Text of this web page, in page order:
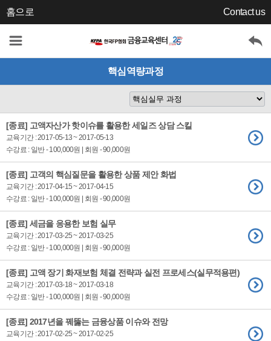
홈으로 Contact us
핵심역량과정
[종료] 고액자산가 핫이슈를 활용한 세일즈 상담 스킬
교육기간 : 2017-05-13 ~ 2017-05-13
수강료 : 일반 - 100,000원 | 회원 - 90,000원
[종료] 고객의 핵심질문을 활용한 상품 제안 화법
교육기간 : 2017-04-15 ~ 2017-04-15
수강료 : 일반 - 100,000원 | 회원 - 90,000원
[종료] 세금을 응용한 보험 실무
교육기간 : 2017-03-25 ~ 2017-03-25
수강료 : 일반 - 100,000원 | 회원 - 90,000원
[종료] 고액 장기 화재보험 체결 전략과 실전 프로세스(실무적용편)
교육기간 : 2017-03-18 ~ 2017-03-18
수강료 : 일반 - 100,000원 | 회원 - 90,000원
[종료] 2017년을 꿰뚫는 금융상품 이슈와 전망
교육기간 : 2017-02-25 ~ 2017-02-25